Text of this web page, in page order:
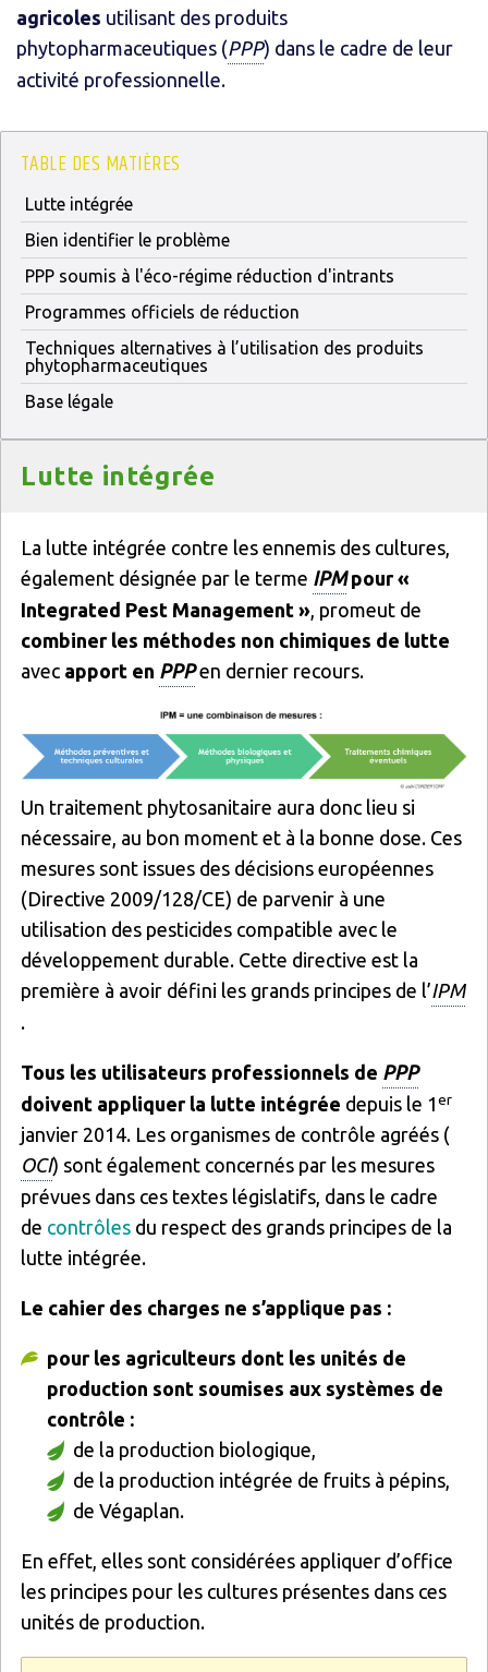
agricoles utilisant des produits
phytopharmaceutiques (PPP) dans le cadre de leur
activité professionnelle.
TABLE DES MATIÈRES
Lutte intégrée
Bien identifier le problème
PPP soumis à l'éco-régime réduction d'intrants
Programmes officiels de réduction
Techniques alternatives à l’utilisation des produits
phytopharmaceutiques
Base légale
Lutte intégrée
La lutte intégrée contre les ennemis des cultures,
également désignée par le terme IPMpour «
Integrated Pest Management » , promeut de
combiner les méthodes non chimiques de lutte
avec apport en PPPen dernier recours.
Un traitement phytosanitaire aura donc lieu si
nécessaire, au bon moment et à la bonne dose. Ces
mesures sont issues des décisions européennes
(Directive 2009/128/CE) de parvenir à une
utilisation des pesticides compatible avec le
développement durable. Cette directive est la
première à avoir défini les grands principes de l’IPM
.
Tous les utilisateurs professionnels de PPP
doivent appliquer la lutte intégrée depuis le 1er
janvier 2014. Les organismes de contrôle agréés (
OCI) sont également concernés par les mesures
prévues dans ces textes législatifs, dans le cadre
de contrôles du respect des grands principes de la
lutte intégrée.
Le cahier des charges ne s’applique pas :
pour les agriculteurs dont les unités de
production sont soumises aux systèmes de
contrôle :
de la production biologique,
de la production intégrée de fruits à pépins,
de Végaplan.
En effet, elles sont considérées appliquer d’office
les principes pour les cultures présentes dans ces
unités de production.